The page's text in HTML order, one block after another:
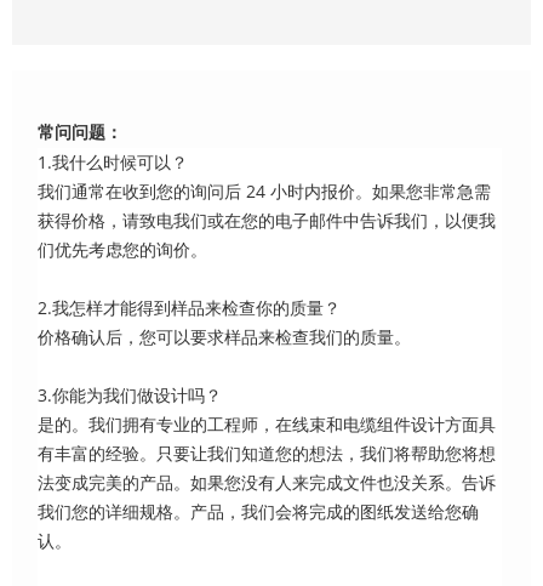
常问问题：
1.我什么时候可以？
我们通常在收到您的询问后 24 小时内报价。如果您非常急需
获得价格，请致电我们或在您的电子邮件中告诉我们，以便我
们优先考虑您的询价。
2.我怎样才能得到样品来检查你的质量？
价格确认后，您可以要求样品来检查我们的质量。
3.你能为我们做设计吗？
是的。我们拥有专业的工程师，在线束和电缆组件设计方面具
有丰富的经验。只要让我们知道您的想法，我们将帮助您将想
法变成完美的产品。如果您没有人来完成文件也没关系。告诉
我们您的详细规格。产品，我们会将完成的图纸发送给您确
认。